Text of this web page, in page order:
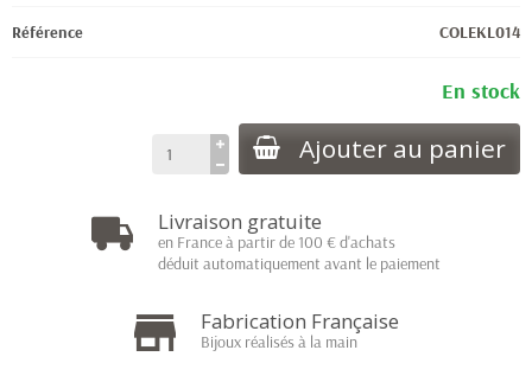
Référence COLEKL014
En stock
Ajouter au panier
Livraison gratuite
en France à partir de 100 € d'achats
déduit automatiquement avant le paiement
Fabrication Française
Bijoux réalisés à la main